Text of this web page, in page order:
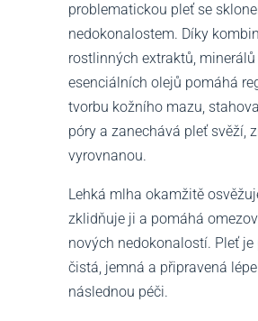
problematickou pleť se
nedokonalostem. Díky
rostlinných extraktů, minerálů
esenciálních olejů pomáhá
tvorbu kožního mazu,
póry a zanechává pleť svěží,
vyrovnanou.
Lehká mlha okamžitě
zklidňuje ji a pomáhá
nových nedokonalostí. Pleť
čistá, jemná a připravená
následnou péči.